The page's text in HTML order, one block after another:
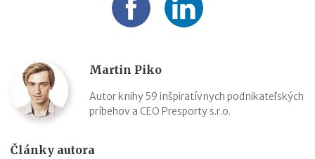
Martin Piko
Autor knihy 59 inšpiratívnych podnikateľských
príbehov a CEO Presporty s.r.o.
Články autora